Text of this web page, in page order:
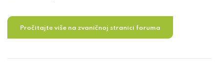
Pročitajte više na zvaničnoj stranici foruma